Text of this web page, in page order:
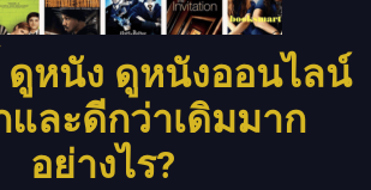
หนัง ดูหนังออนไลน์
และดีกว่าเดิมมาก
อย่างไร?